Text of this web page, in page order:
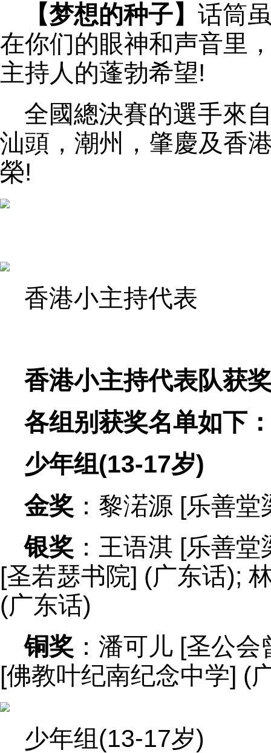
【梦想的种子】 话筒
在你们的眼神和声音里
主持人的蓬勃希望!
全國總決賽的選手來
汕頭，潮州，肇慶及香
榮!
香港小主持代表
香港小主持代表队获
各组别获奖名单如下
少年组(13-17岁)
金奖 ：黎渃源 [乐善
银奖 ：王语淇 [乐善
[圣若瑟书院] (广东话);
(广东话)
铜奖 ：潘可儿 [圣公
[佛教叶纪南纪念中学] (
少年组(13-17岁)